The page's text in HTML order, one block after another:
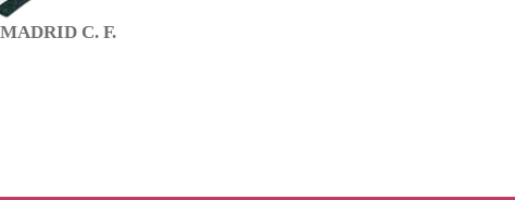
C. F.